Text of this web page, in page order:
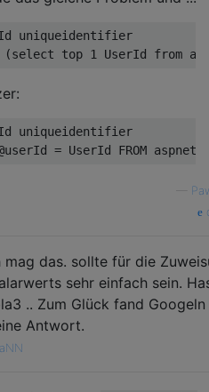
(select top 1 UserId from
= UserId FROM
mag das. sollte für die
sehr einfach sein.
.. Zum Glück fand Googeln
Antwort.